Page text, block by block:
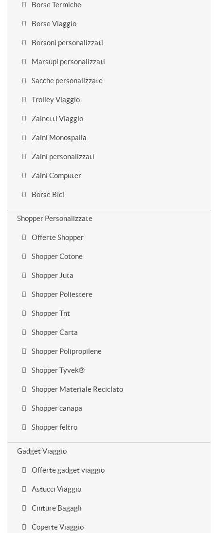
Borse Termiche
Borse Viaggio
Borsoni personalizzati
Marsupi personalizzati
Sacche personalizzate
Trolley Viaggio
Zainetti Viaggio
Zaini Monospalla
Zaini personalizzati
Zaini Computer
Borse Bici
Shopper Personalizzate
Offerte Shopper
Shopper Cotone
Shopper Juta
Shopper Poliestere
Shopper Tnt
Shopper Carta
Shopper Polipropilene
Shopper Tyvek®
Shopper Materiale Reciclato
Shopper canapa
Shopper feltro
Gadget Viaggio
Offerte gadget viaggio
Astucci Viaggio
Cinture Bagagli
Coperte Viaggio